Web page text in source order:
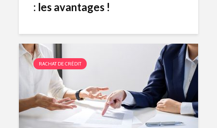
: les avantages !
RACHAT DE CRÉDIT